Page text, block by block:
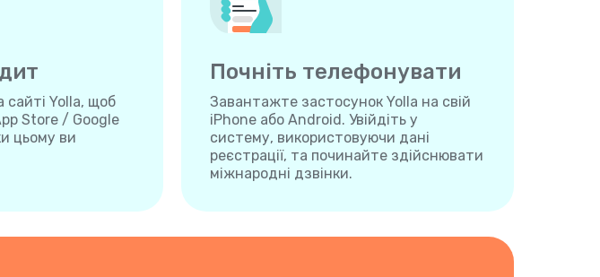
сайті Yolla, щоб
Store / Google
цьому ви
Почніть телефонувати
Завантажте застосунок Yolla на свій
iPhone або Android. Увійдіть у
систему, використовуючи дані
реєстрації, та починайте здійснювати
міжнародні дзвінки.